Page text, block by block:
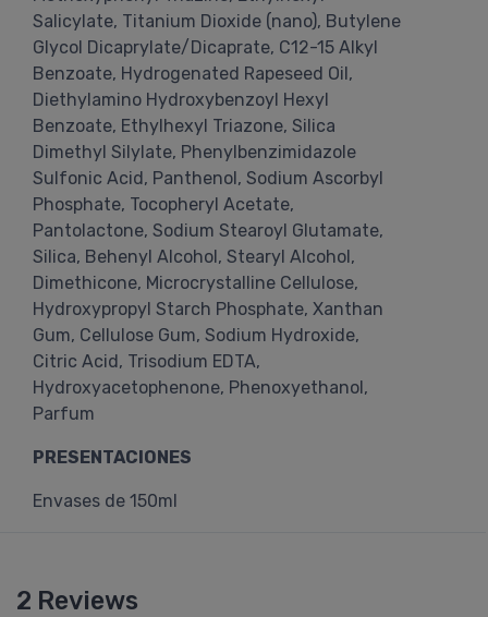
Salicylate, Titanium Dioxide (nano), Butylene
Glycol Dicaprylate/Dicaprate, C12-15 Alkyl
Benzoate, Hydrogenated Rapeseed Oil,
Diethylamino Hydroxybenzoyl Hexyl
Benzoate, Ethylhexyl Triazone, Silica
Dimethyl Silylate, Phenylbenzimidazole
Sulfonic Acid, Panthenol, Sodium Ascorbyl
Phosphate, Tocopheryl Acetate,
Pantolactone, Sodium Stearoyl Glutamate,
Silica, Behenyl Alcohol, Stearyl Alcohol,
Dimethicone, Microcrystalline Cellulose,
Hydroxypropyl Starch Phosphate, Xanthan
Gum, Cellulose Gum, Sodium Hydroxide,
Citric Acid, Trisodium EDTA,
Hydroxyacetophenone, Phenoxyethanol,
Parfum
PRESENTACIONES
Envases de 150ml
2 Reviews